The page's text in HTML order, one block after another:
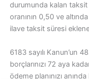
durumunda kalan
oranının 0,50 ve
ilave taksit süresi
6183 sayılı Kanun’un
borçlarınızı 72 aya
ödeme planınızı